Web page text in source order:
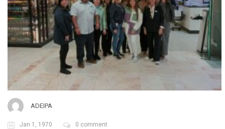
ADEIPA
Jan 1, 1970 0 comment